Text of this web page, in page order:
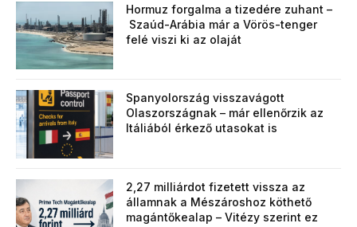
Hormuz forgalma a tizedére zuhant –
Szaúd-Arábia már a Vörös-tenger
felé viszi ki az olaját
Spanyolország visszavágott
Olaszországnak – már ellenőrzik az
Itáliából érkező utasokat is
2,27 milliárdot fizetett vissza az
államnak a Mészároshoz köthető
magántőkealap – Vitézy szerint ez